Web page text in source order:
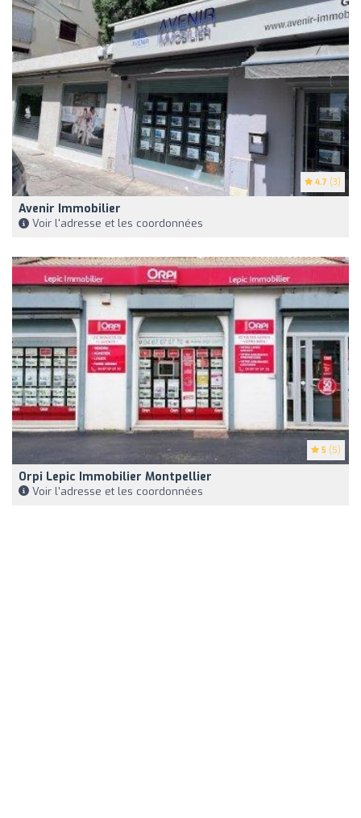
4.7 (3)
Avenir Immobilier
Voir l'adresse et les coordonnées
5 (5)
Orpi Lepic Immobilier Montpellier
Voir l'adresse et les coordonnées